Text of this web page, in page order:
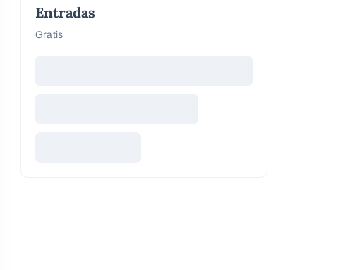
Entradas
Gratis